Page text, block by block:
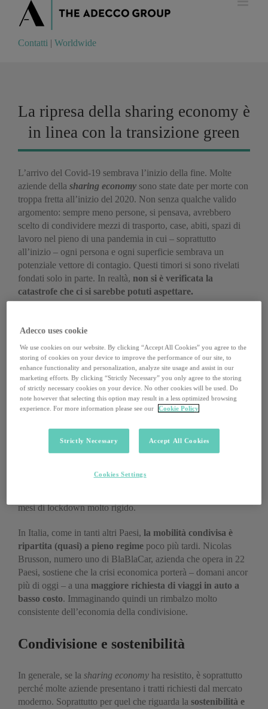
Contatti Worldwide
Contatti | Worldwide
La ripresa della sharing economy è
in linea con la transizione green
L’arrivo del Covid-19 sembrava l’inizio della fine. Molte
aziende della sharing economy sono state date per morte con
troppa fretta all’inizio del 2020. Non senza qualche valido
argomento: sempre meno persone, si pensava, avrebbero
scelto di condividere mezzi di trasporto, case, abiti, spazi di
lavoro nel pieno di una pandemia in cui – soprattutto
all’inizio – ogni persona e ogni superficie sembrava un
potenziale vettore di contagio. Questi timori si sono rivelati
fondati solo in parte. In realtà, non si è verificata la
catastrofe che ci si sarebbe potuti aspettare.
Prendiamo l’esempio delcar sharinge delcar pooling.
L’unico momento di forte calo in Italia è stato registrato nei
mesi di marzo e aprile 2020, ma in quella fase in tutto il Paese
era in vigore uno stato di lockdown totale ed era ferma la
mobilità in senso generale.
I dati diffusi della tech companyTarga Telematicsdicono che
car sharinga marzo 2020 è calato del 50% rispetto al mese
precedente. Poi ad aprile un altro -40% rispetto a marzo e
davvero negative finiscono qui, e possono essere
mesi di lockdown molto rigido.
In Italia, come in tanti altri Paesi, la mobilità condivisa è
ripartita (quasi) a pieno regime poco più tardi. Nicolas
Brusson, numero uno di BlaBlaCar, azienda che opera in 22
Paesi, sostiene che la crisi economica porterà – domani ancor
più di oggi – a una maggiore richiesta di viaggi in auto a
basso costo. Immaginando quindi un rimbalzo molto
consistente dell’economia della condivisione.
Condivisione e sostenibilità
In generale, se la sharing economy ha resistito, è soprattutto
perché molte aziende presentano i tratti richiesti dal mercato
moderno. Soprattutto per quel che riguarda la sostenibilità e
Adecco uses cookie
We use cookies on our website. By clicking “Accept All Cookies” you agree to the
storing of cookies on your device to improve the performance of our site, to
enhance functionality and personalization, analyze site usage and assist in our
marketing efforts. By clicking “Strictly Necessary” you only agree to the storing
of strictly necessary cookies on your device. No other cookies will be used. Do
note however that selecting this option may result in a less optimized browsing
experience. For more information please see our
Cookie Policy
Strictly Necessary Accept All Cookies
Cookies Settings